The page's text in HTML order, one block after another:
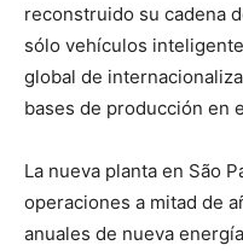
reconstruido su cadena
sólo vehículos
global de
bases de producción en
La nueva planta en São
operaciones a mitad de
anuales de nueva